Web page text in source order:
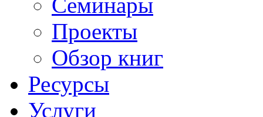
Семинары
Проекты
Обзор книг
Ресурсы
Услуги